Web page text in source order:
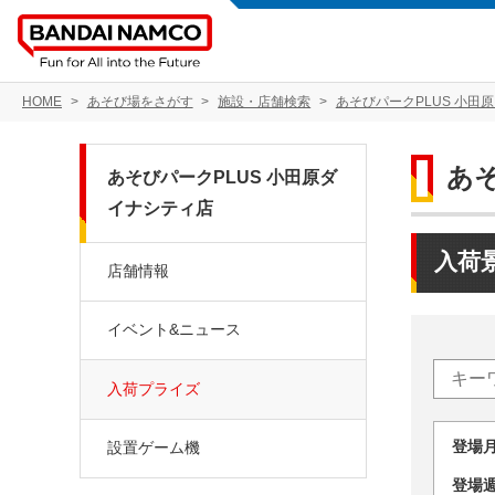
HOME あそび場をさがす 施設・店舗検索 あそびパークPLUS 小田
あ
入荷
登
登
あそびパークPLUS 小田原ダ
イナシティ店
店舗情報
イベント&ニュース
入荷プライズ
設置ゲーム機